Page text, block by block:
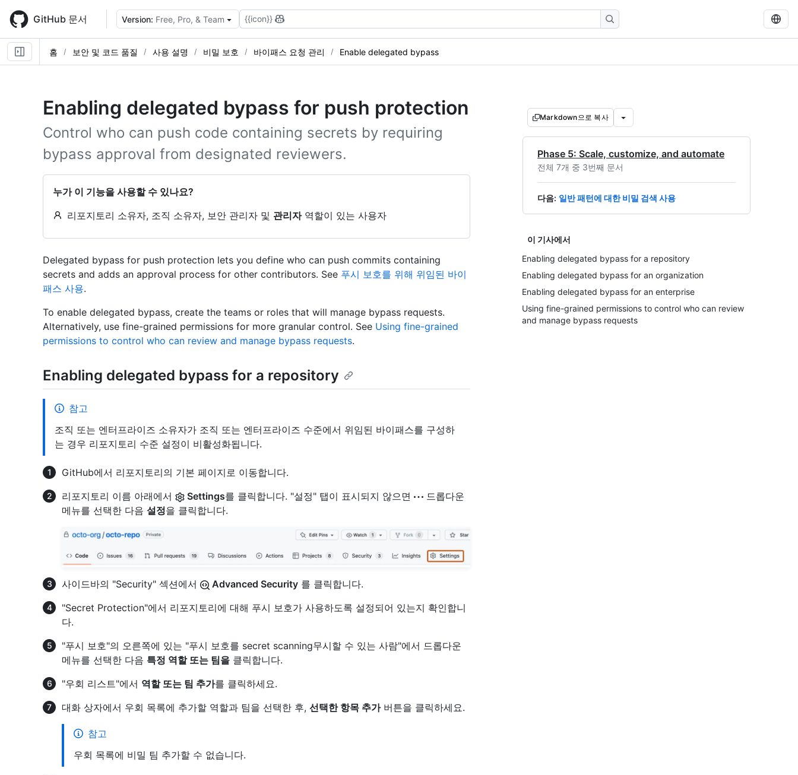
main
content
GitHub 문서 Version: Free, Pro, & Team {{icon}}
홈 보안 및 코드 품질 사용 설명 비밀 보호 바이패스 요청 관리 Enable delegated bypass
Enabling delegated bypass for push protection
Control who can push code containing secrets by requiring
bypass approval from designated reviewers.
누가 이 기능을 사용할 수 있나요?
리포지토리 소유자, 조직 소유자, 보안 관리자 및 관리자역할이 있는 사용자
Markdown으로 복사
Phase 5: Scale, customize, and automate
전체 7개 중 3번째 문서
다음: 일반 패턴에 대한 비밀 검색 사용
이 기사에서
Enabling delegated bypass for a repository
Enabling delegated bypass for an organization
Enabling delegated bypass for an enterprise
Using fine-grained permissions to control who can review
and manage bypass requests
Delegated bypass for push protection lets you define who can push commits containing
secrets and adds an approval process for other contributors. See 푸시 보호를 위해 위임된 바이
패스 사용.
To enable delegated bypass, create the teams or roles that will manage bypass requests.
Alternatively, use fine-grained permissions for more granular control. See Using fine-grained
permissions to control who can review and manage bypass requests.
Enabling delegated bypass for a repository
참고
조직 또는 엔터프라이즈 소유자가 조직 또는 엔터프라이즈 수준에서 위임된 바이패스를 구성하
는 경우 리포지토리 수준 설정이 비활성화됩니다.
GitHub에서 리포지토리의 기본 페이지로 이동합니다.
리포지토리 이름 아래에서
Settings를 클릭합니다. "설정" 탭이 표시되지 않으면
드롭다운
메뉴를 선택한 다음 설정을 클릭합니다.
사이드바의 "Security" 섹션에서 Advanced Security 를 클릭합니다.
"Secret Protection"에서 리포지토리에 대해 푸시 보호가 사용하도록 설정되어 있는지 확인합니
다.
"푸시 보호"의 오른쪽에 있는 "푸시 보호를 secret scanning무시할 수 있는 사람"에서 드롭다운
메뉴를 선택한 다음 특정 역할 또는 팀을 클릭합니다.
"우회 리스트"에서 역할 또는 팀 추가를 클릭하세요.
대화 상자에서 우회 목록에 추가할 역할과 팀을 선택한 후, 선택한 항목 추가버튼을 클릭하세요.
참고
우회 목록에 비밀 팀 추가할 수 없습니다.